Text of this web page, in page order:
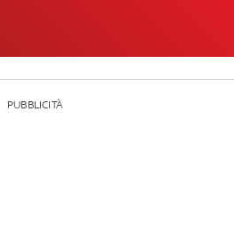
PUBBLICITÀ